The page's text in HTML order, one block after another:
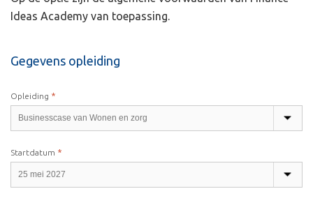
Ideas Academy van toepassing.
Gegevens opleiding
Opleiding *
Startdatum *